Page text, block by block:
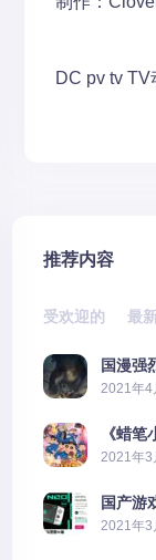
DC pv tv TV
推荐内容
受欢迎的 最
国漫强
2021年4
《蜡
2021年3
国产游
2606%
2021年3